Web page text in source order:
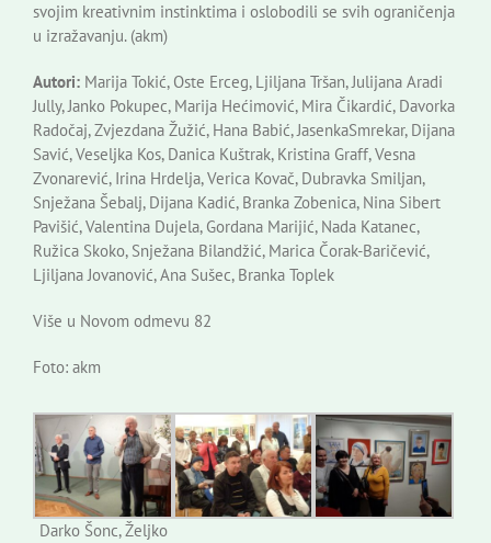
svojim kreativnim instinktima i oslobodili se svih ograničenja
u izražavanju. (akm)
Autori: Marija Tokić, Oste Erceg, Ljiljana Tršan, Julijana Aradi
Jully, Janko Pokupec, Marija Hećimović, Mira Čikardić, Davorka
Radočaj, Zvjezdana Žužić, Hana Babić, JasenkaSmrekar, Dijana
Savić, Veseljka Kos, Danica Kuštrak, Kristina Graff, Vesna
Zvonarević, Irina Hrdelja, Verica Kovač, Dubravka Smiljan,
Snježana Šebalj, Dijana Kadić, Branka Zobenica, Nina Sibert
Pavišić, Valentina Dujela, Gordana Marijić, Nada Katanec,
Ružica Skoko, Snježana Bilandžić, Marica Čorak-Baričević,
Ljiljana Jovanović, Ana Sušec, Branka Toplek
Više u Novom odmevu 82
Foto: akm
Darko Šonc, Željko